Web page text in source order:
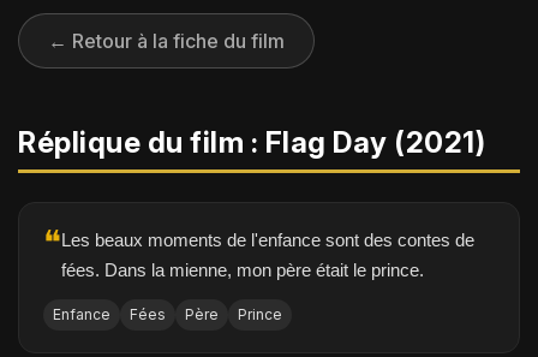
← Retour à la fiche du film
Réplique du film : Flag Day (2021)
❝Les beaux moments de l'enfance sont des contes de
fées. Dans la mienne, mon père était le prince.
Enfance Fées Père Prince